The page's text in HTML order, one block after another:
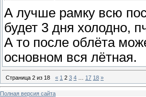
А лучше рамку всю
будет 3 дня холодно,
А то после облёта
основном вся лётная.
Страница 2 из 18 « 1 2 3 4 17 18 »
Полная версия сайта